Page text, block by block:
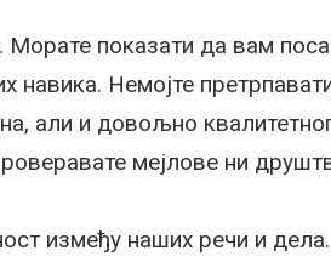
показати да вам
навика. Немојте
али и довољно
мејлове ни
између наших речи и